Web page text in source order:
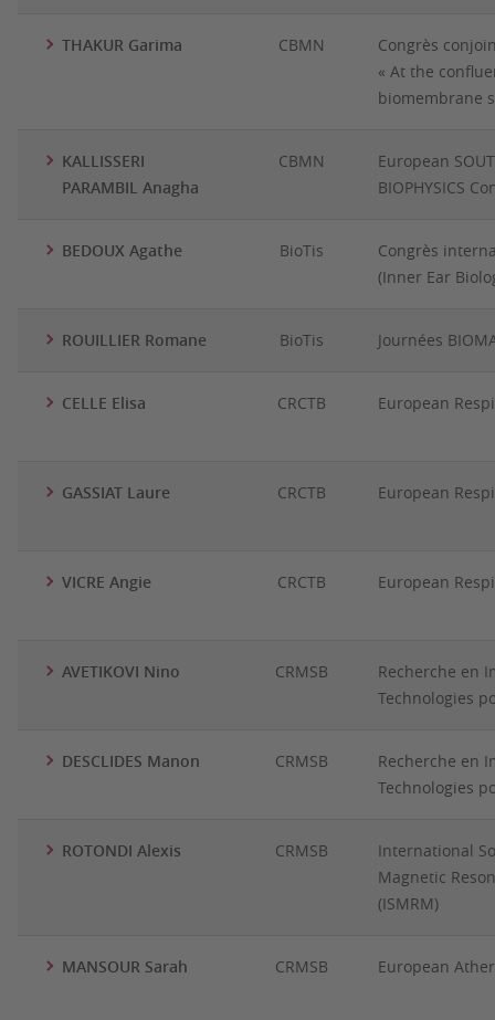
THAKUR Garima CBMN
Congrès
« At the
biomembrane
KALLISSERI
PARAMBIL Anagha
CBMN
European
BIOPHYSICS
BEDOUX Agathe BioTis
Congrès
(Inner Ear
ROUILLIER Romane BioTis Journées
CELLE Elisa CRCTB European
GASSIAT Laure CRCTB European
VICRE Angie CRCTB European
AVETIKOVI Nino CRMSB
Recherche en
Technologies
DESCLIDES Manon CRMSB
Recherche en
Technologies
ROTONDI Alexis CRMSB
International
Magnetic
(ISMRM)
MANSOUR Sarah CRMSB European